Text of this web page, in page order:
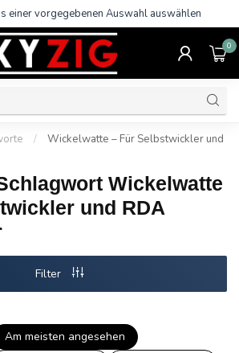
einer vorgegebenen Auswahl auswählen
0
/
Wickelwatte – Für Selbstwickler und
Wickelwatte
und RDA
Filter
Am meisten angesehen